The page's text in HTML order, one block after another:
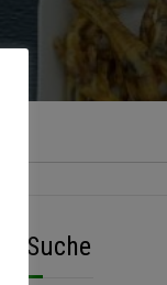
Suche